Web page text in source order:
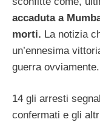
accaduta a
morti. La notizia
un’ennesima
guerra ovviamente.
14 gli arresti
confermati e gli